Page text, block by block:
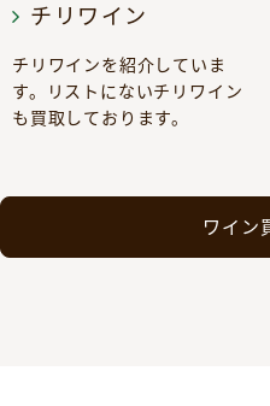
チリワイン
チリワインを紹介していま
す。リストにないチリワイン
も買取しております。
ワイン